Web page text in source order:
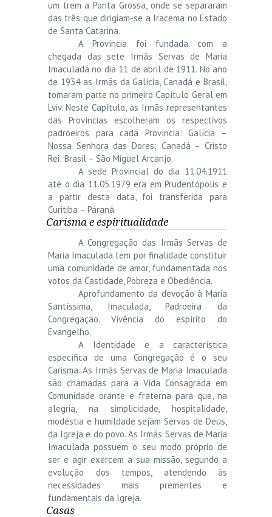
um trem a Ponta Grossa, onde se separaram
das três que dirigiam-se a Iracema no Estado
de Santa Catarina.
A Província foi fundada com a
chegada das sete Irmãs Servas de Maria
Imaculada no dia 11 de abril de 1911. No ano
de 1934 as Irmãs da Galícia, Canadá e Brasil,
tomaram parte no primeiro Capítulo Geral em
Lviv. Neste Capítulo, as Irmãs representantes
das Províncias escolheram os respectivos
padroeiros para cada Província: Galícia –
Nossa Senhora das Dores; Canadá – Cristo
Rei: Brasil – São Miguel Arcanjo.
A sede Provincial do dia 11.04.1911
até o dia 11.05.1979 era em Prudentópolis e
a partir desta data, foi transferida para
Curitiba – Paraná.
Carisma e espiritualidade
A Congregação das Irmãs Servas de
Maria Imaculada tem por finalidade constituir
uma comunidade de amor, fundamentada nos
votos da Castidade, Pobreza e Obediência.
Aprofundamento da devoção à Maria
Santíssima, Imaculada, Padroeira da
Congregação. Vivência do espírito do
Evangelho.
A Identidade e a característica
específica de uma Congregação é o seu
Carisma. As Irmãs Servas de Maria Imaculada
são chamadas para a Vida Consagrada em
Comunidade orante e fraterna para que, na
alegria, na simplicidade, hospitalidade,
modéstia e humildade sejam Servas de Deus,
da Igreja e do povo. As Irmãs Servas de Maria
Imaculada possuem o seu modo próprio de
ser e agir exercem a sua missão, segundo a
evolução dos tempos, atendendo às
necessidades mais prementes e
fundamentais da Igreja.
Casas